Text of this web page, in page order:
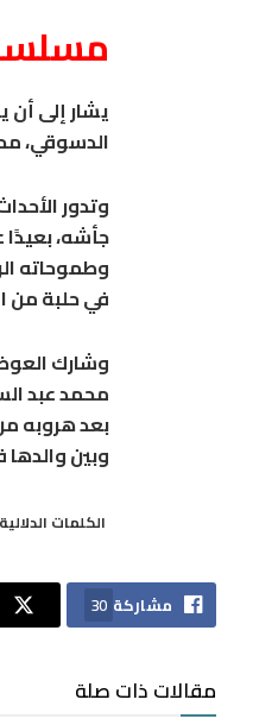
يشار إلى
الدسوقي،
وتدور
جأشه، بعيدًا
وطموحاته
في حلبة من
وشارك
محمد عبد
بعد هروبه
وبين
الكلمات
مشاركة 30
مقالات ذات صلة